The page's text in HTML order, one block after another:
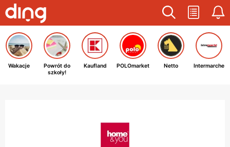
Wakacje
Powrót do
szkoły!
Kaufland POLOmarket Netto Intermarche